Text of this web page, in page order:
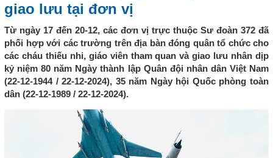
giao lưu tại đơn vị
Từ ngày 17 đến 20-12, các đơn vị trực thuộc Sư đoàn 372 đã
phối hợp với các trường trên địa bàn đóng quân tổ chức cho
các cháu thiếu nhi, giáo viên tham quan và giao lưu nhân dịp
kỷ niệm 80 năm Ngày thành lập Quân đội nhân dân Việt Nam
(22-12-1944 / 22-12-2024), 35 năm Ngày hội Quốc phòng toàn
dân (22-12-1989 / 22-12-2024).